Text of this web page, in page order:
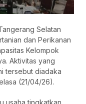
Selatan
dan Perikanan
Kelompok
Aktivitas yang
tersebut diadaka
(21/04/26).
usaha tingkatkan